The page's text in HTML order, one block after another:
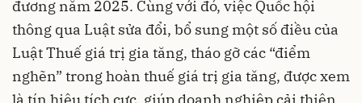
đương năm 2025. Cùng với đó, việc Quốc hội
thông qua Luật sửa đổi, bổ sung một số điều của
Luật Thuế giá trị gia tăng, tháo gỡ các “điểm
nghẽn” trong hoàn thuế giá trị gia tăng, được xem
là tín hiệu tích cực, giúp doanh nghiệp cải thiện